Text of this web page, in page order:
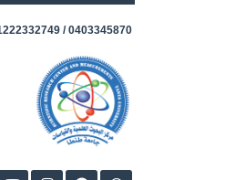
0403345870 / 01222332749